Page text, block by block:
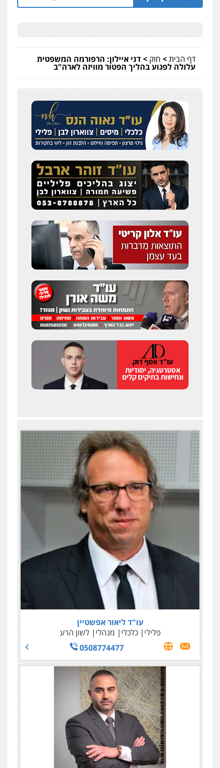
דף הבית> חוק >דני איילון: הרפורמה המשפטית
עלולה לפגוע בהליך הפטור מוויזה לארה"ב
עו"ד ליאור אפשטיין
פלילי
כלכלי מנהלי
לשון הרע
0508774477
עו"ד שילה ענבר
כלכלי מיסים הלבנת הון
0506216097